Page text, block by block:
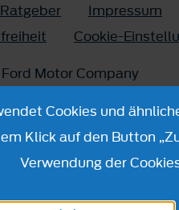
Impressum
Cookie-
Motor Company
Cookies und
Klick auf den Button
Verwendung der